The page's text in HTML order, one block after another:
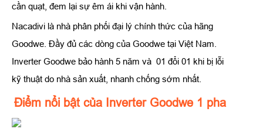
cần quạt, đem lại sự êm ái khi vận hành.
Nacadivi là nhà phân phối đại lý chính thức của hãng
Goodwe. Đầy đủ các dòng của Goodwe tại Việt Nam.
Inverter Goodwe bảo hành 5 năm và 01 đổi 01 khi bị lỗi
kỹ thuật do nhà sản xuất, nhanh chống sớm nhất.
Điểm nổi bật của Inverter Goodwe 1 pha